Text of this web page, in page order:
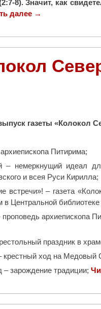
8). Значит, как
далее "
р
и
е
и
е
б
е
с
н
н
е
е
р
→
газеты «Колокол
Питирима;
немеркнущий идеал
и всея Руси Кирилла;
встречи»! – газета
в Центральной
архиепископа
праздник в
ход на Медовый
– зарождение традиции;